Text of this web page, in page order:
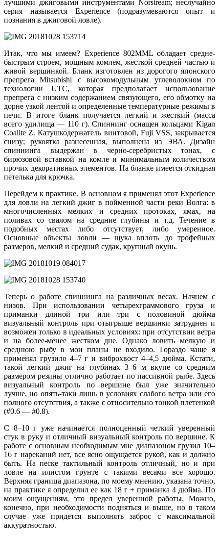
лучшими джиговыми инструментами Norstream; неслучайно
серия называется Experience (подразумеваются опыт и
познания в джиговой ловле).
Итак, что мы имеем? Experience 802MML обладает средне-
быстрым строем, мощным комлем, жесткой средней частью и
живой вершинкой. Бланк изготовлен из дорогого японского
препрега Mitsubishi с высокомодульным углеволокном по
технологии UTC, которая предполагает использование
препрега с низким содержанием связующего, его обмотку на
дорне узкой лентой и определенные температурные режимы в
печи. В итоге бланк получается легкий и жесткий (масса
всего удилища — 110 г). Спиннинг оснащен кольцами Kigan
Coalite Z. Катушкодержатель винтовой, Fuji VSS, закрывается
снизу; рукоятка разнесенная, выполнена из ЭВА. Дизайн
спиннинга выдержан в черно-серебристых тонах, с
бирюзовой вставкой на комле и минимальным количеством
прочих декоративных элементов. На бланке имеется откидная
петелька для крючка.
Перейдем к практике. В основном я применял этот Experience
для ловли на легкий джиг в пойменной части реки Волга: в
многочисленных мелких и средних протоках, ямах, на
поливах со свалом на средние глубины и т.д. Течение в
подобных местах либо отсутствует, либо умеренное.
Основные объекты ловли — щука вплоть до трофейных
размеров, мелкий и средний судак, крупный окунь.
Теперь о работе спиннинга на различных весах. Начнем с
низов. При использовании четырехграммового груза и
приманки длиной три или три с половиной дюйма
визуальный контроль при отыгрыше вершинки затруднен и
возможен только в идеальных условиях: при отсутствии ветра
и на более-менее жестком дне. Однако ловить мелкую и
среднюю рыбу в мои планы не входило. Гораздо чаще я
применял грузило 4–7 г и виброхвост 4–4,5 дюйма. Кстати,
такой легкий джиг на глубинах 3–6 м вкупе со средним
размером резины отлично работает по пассивной рыбе. Здесь
визуальный контроль по вершине был уже значительно
лучше, но опять-таки лишь в условиях слабого ветра или его
полного отсутствия, а также с относительно тонкой плетенкой
(#0.6 — #0.8).
С 8–10 г уже начинается полноценный четкий уверенный
стук в руку и отличный визуальный контроль по вершине. К
работе с основным необходимым мне диапазоном грузил 10–
16 г нареканий нет, все ясно ощущается рукой, как и должно
быть. На песке тактильный контроль отличный, но и при
ловле на илистом грунте с такими весами все хорошо.
Верхняя граница диапазона, по моему мнению, указана точно,
на практике я определил ее как 18 г + приманка 4 дюйма. По
моим ощущениям, это предел уверенной работы. Можно,
конечно, при необходимости подняться и выше, но в таком
случае уже придется выполнять заброс с максимальной
аккуратностью.